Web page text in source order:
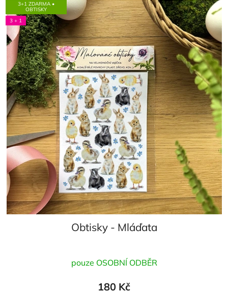
3+1 ZDARMA •
OBTISKY
3 + 1
Obtisky - Mláďata
hodnocení
pouze OSOBNÍ ODBĚR
180 Kč